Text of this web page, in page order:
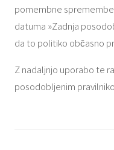
pomembne
datuma »Zadnja
da to politiko občasno
Z nadaljnjo uporabo te
posodobljenim